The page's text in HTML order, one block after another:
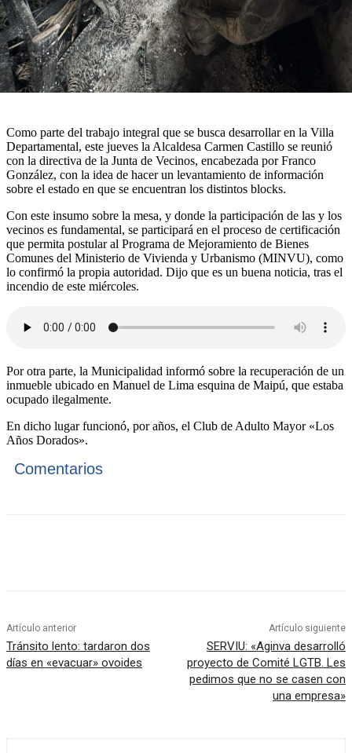
Como parte del trabajo integral que se busca desarrollar en la Villa
Departamental, este jueves la Alcaldesa Carmen Castillo se reunió
con la directiva de la Junta de Vecinos, encabezada por Franco
González, con la idea de hacer un levantamiento de información
sobre el estado en que se encuentran los distintos blocks.
Con este insumo sobre la mesa, y donde la participación de las y los
vecinos es fundamental, se participará en el proceso de certificación
que permita postular al Programa de Mejoramiento de Bienes
Comunes del Ministerio de Vivienda y Urbanismo (MINVU), como
lo confirmó la propia autoridad. Dijo que es un buena noticia, tras el
incendio de este miércoles.
Por otra parte, la Municipalidad informó sobre la recuperación de un
inmueble ubicado en Manuel de Lima esquina de Maipú, que estaba
ocupado ilegalmente.
En dicho lugar funcionó, por años, el Club de Adulto Mayor «Los
Años Dorados».
Comentarios
Artículo anterior
Tránsito lento: tardaron dos
días en «evacuar» ovoides
Artículo siguiente
SERVIU: «Aginva desarrolló
proyecto de Comité LGTB. Les
pedimos que no se casen con
una empresa»